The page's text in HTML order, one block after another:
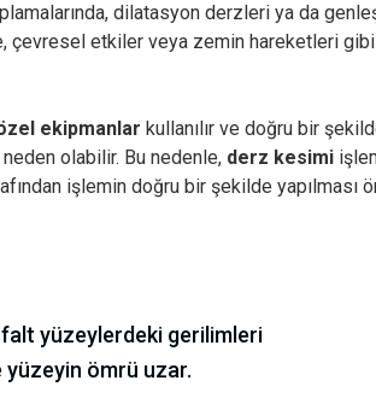
dilatasyon derzleri ya da
çevresel etkiler veya zemin hareketleri
ekipmanlar kullanılır ve doğru bir
olabilir. Bu nedenle, derz kesimi
işlemin doğru bir şekilde yapılması
yüzeylerdeki gerilimleri
yüzeyin ömrü uzar.